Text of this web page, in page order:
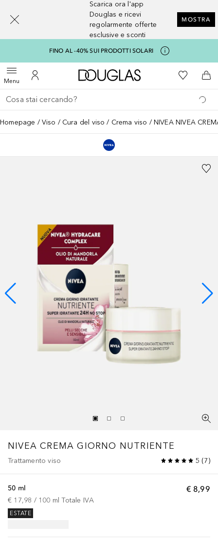
Scarica ora l'app
Douglas e ricevi
regolarmente offerte
esclusive e sconti
MOSTRA
FINO AL -40% SUI PRODOTTI SOLARI
MenuApri menuAl Mio Account
A Douglas HomeAlla Mia
Al
Torna indietro
Esegui ricerca
Homepage Viso Cura del viso Crema viso NIVEA NIVEA
NIVEA CREMA GIORNO NUTRIENTE
Trattamento viso 5 (7)
€ 8,99
50 ml
€ 17,98 / 100 ml Totale IVA
ESTATE
[navigation.slideout.screenreader]